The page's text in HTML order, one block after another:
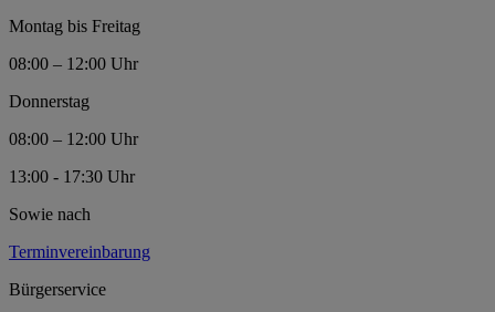
Montag bis Freitag
08:00 – 12:00 Uhr
Donnerstag
08:00 – 12:00 Uhr
13:00 - 17:30 Uhr
Sowie nach
Terminvereinbarung
Bürgerservice